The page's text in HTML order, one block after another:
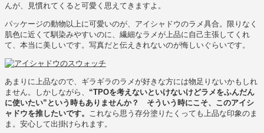
んが、見慣れてくると可愛く思えてきますよ。
パッケージの動物以上に可愛いのが、アイシャドウのラメ具合。限りなく
肌色に近くて馴染みやすいのに、繊細なラメが上品に自己主張してくれ
て、本当に美しいです。写真だと伝えきれないのが悔しいぐらいです。
あまりに上品なので、ギラギラのラメが好きな方には物足りないかもしれ
ません。しかしながら、 “TPOを考えないといけないけどラメをふんだん
に使いたい”という時もありませんか？ そういう時にこそ、このアイシ
ャドウを推したいです。
これなら思う存分塗りたくっても上品な印象のま
ま。安心して出掛けられます。